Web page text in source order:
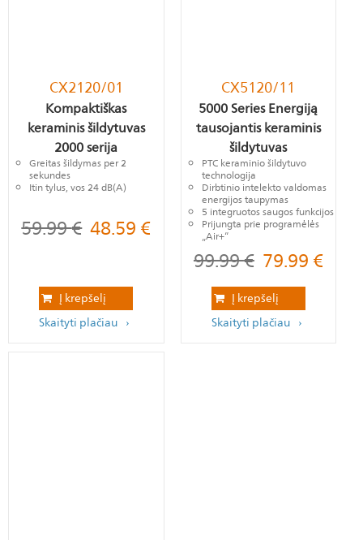
CX2120/01
Kompaktiškas
keraminis šildytuvas
2000 serija
Greitas šildymas per 2
sekundes
Itin tylus, vos 24 dB(A)
59.99€ 48.59€
Į krepšelį
Skaityti plačiau
CX5120/11
5000 Series Energiją
tausojantis keraminis
šildytuvas
PTC keraminio šildytuvo
technologija
Dirbtinio intelekto valdomas
energijos taupymas
5 integruotos saugos funkcijos
Prijungta prie programėlės
„Air+“
99.99€ 79.99€
Į krepšelį
Skaityti plačiau